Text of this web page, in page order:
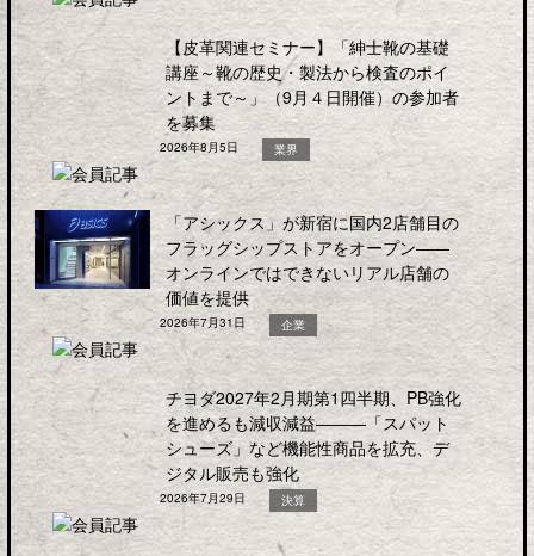
【皮革関連セミナー】「紳士靴の基礎
講座～靴の歴史・製法から検査のポイ
ントまで～」（9月４日開催）の参加者
を募集
2026年8月5日 業界
「アシックス」が新宿に国内2店舗目の
フラッグシップストアをオープン――
オンラインではできないリアル店舗の
価値を提供
2026年7月31日 企業
チヨダ2027年2月期第1四半期、PB強化
を進めるも減収減益―――「スパット
シューズ」など機能性商品を拡充、デ
ジタル販売も強化
2026年7月29日 決算